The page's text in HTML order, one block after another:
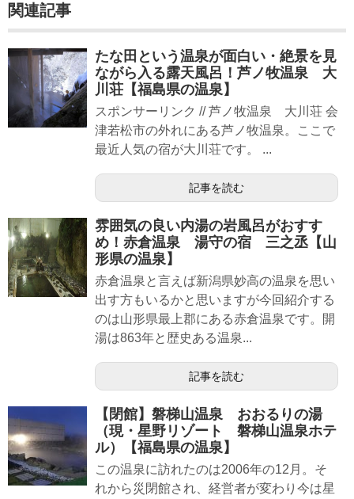
関連記事
たな田という温泉が面白い・絶景を見
ながら入る露天風呂！芦ノ牧温泉 大
川荘【福島県の温泉】
スポンサーリンク // 芦ノ牧温泉 大川荘 会
津若松市の外れにある芦ノ牧温泉。ここで
最近人気の宿が大川荘です。 ...
記事を読む
雰囲気の良い内湯の岩風呂がおすす
め！赤倉温泉 湯守の宿 三之丞【山
形県の温泉】
赤倉温泉と言えば新潟県妙高の温泉を思い
出す方もいるかと思いますが今回紹介する
のは山形県最上郡にある赤倉温泉です。開
湯は863年と歴史ある温泉...
記事を読む
【閉館】磐梯山温泉 おおるりの湯
（現・星野リゾート 磐梯山温泉ホテ
ル）【福島県の温泉】
この温泉に訪れたのは2006年の12月。そ
れから災閉館され、経営者が変わり今は星